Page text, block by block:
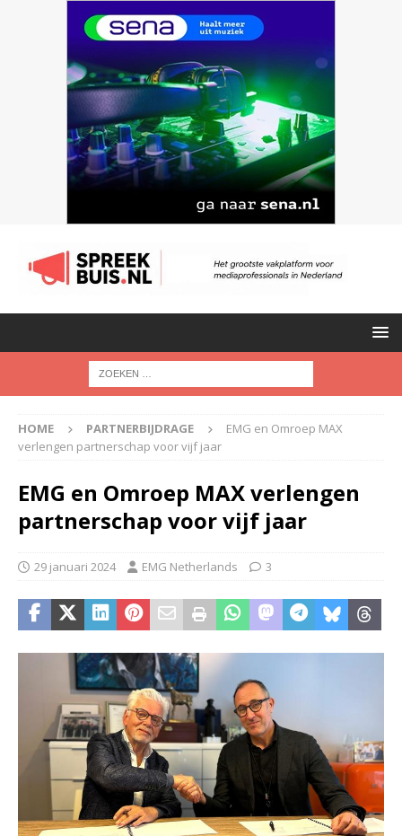
HOME PARTNERBIJDRAGE
EMG en Omroep MAX
verlengen partnerschap voor vijf jaar
EMG en Omroep MAX verlengen
partnerschap voor vijf jaar
29 januari 2024 EMG Netherlands 3